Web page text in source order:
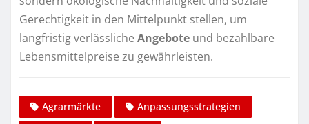
Gerechtigkeit in den Mittelpunkt stellen, um
langfristig verlässliche Angebote und bezahlbare
Lebensmittelpreise zu gewährleisten.
Agrarmärkte
Anpassungsstrategien